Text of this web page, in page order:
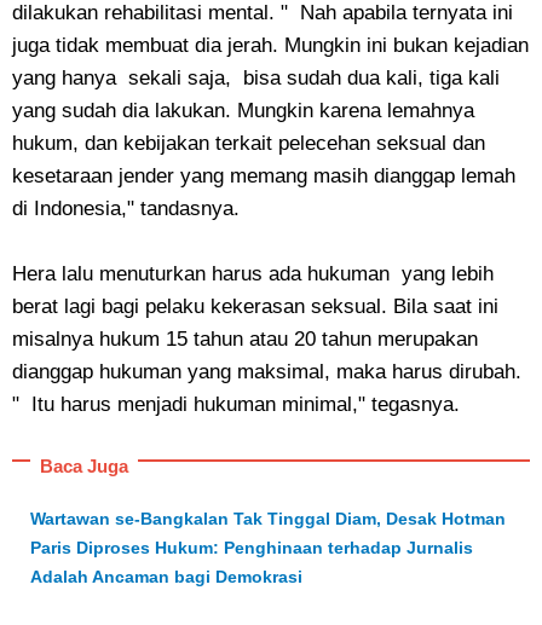
dilakukan rehabilitasi mental. " Nah apabila ternyata ini
juga tidak membuat dia jerah. Mungkin ini bukan kejadian
yang hanya sekali saja, bisa sudah dua kali, tiga kali
yang sudah dia lakukan. Mungkin karena lemahnya
hukum, dan kebijakan terkait pelecehan seksual dan
kesetaraan jender yang memang masih dianggap lemah
di Indonesia," tandasnya.
Hera lalu menuturkan harus ada hukuman yang lebih
berat lagi bagi pelaku kekerasan seksual. Bila saat ini
misalnya hukum 15 tahun atau 20 tahun merupakan
dianggap hukuman yang maksimal, maka harus dirubah.
" Itu harus menjadi hukuman minimal," tegasnya.
Baca Juga
Wartawan se-Bangkalan Tak Tinggal Diam, Desak Hotman
Paris Diproses Hukum: Penghinaan terhadap Jurnalis
Adalah Ancaman bagi Demokrasi